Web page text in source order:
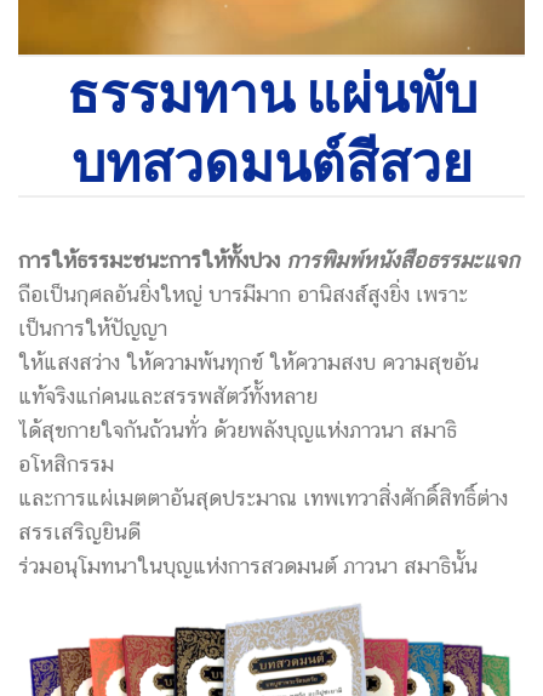
ธรรมทาน แผ่นพับ
บทสวดมนต์สีสวย
การให้ธรรมะชนะการให้ทั้งปวง การพิมพ์หนังสือธรรมะแจก
ถือเป็นกุศลอันยิ่งใหญ่ บารมีมาก อานิสงส์สูงยิ่ง เพราะ
เป็นการให้ปัญญา
ให้แสงสว่าง ให้ความพ้นทุกข์ ให้ความสงบ ความสุขอัน
แท้จริงแก่คนและสรรพสัตว์ทั้งหลาย
ได้สุขกายใจกันถ้วนทั่ว ด้วยพลังบุญแห่งภาวนา สมาธิ
อโหสิกรรม
และการแผ่เมตตาอันสุดประมาณ เทพเทวาสิ่งศักดิ์สิทธิ์ต่าง
สรรเสริญยินดี
ร่วมอนุโมทนาในบุญแห่งการสวดมนต์ ภาวนา สมาธินั้น